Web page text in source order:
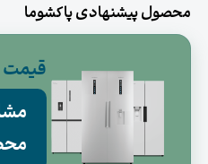
محصول پیشنهادی پاکشوما
قیمت